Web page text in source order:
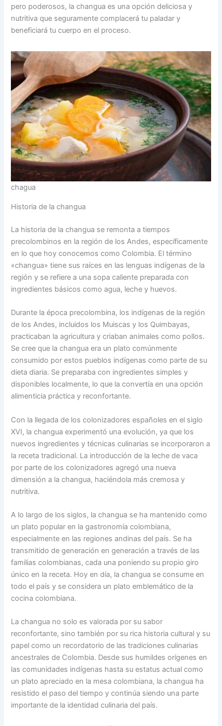
pero poderosos, la changua es una opción deliciosa y
nutritiva que seguramente complacerá tu paladar y
beneficiará tu cuerpo en el proceso.
chagua
Historia de la changua
La historia de la changua se remonta a tiempos
precolombinos en la región de los Andes, específicamente
en lo que hoy conocemos como Colombia. El término
«changua» tiene sus raíces en las lenguas indígenas de la
región y se refiere a una sopa caliente preparada con
ingredientes básicos como agua, leche y huevos.
Durante la época precolombina, los indígenas de la región
de los Andes, incluidos los Muiscas y los Quimbayas,
practicaban la agricultura y criaban animales como pollos.
Se cree que la changua era un plato comúnmente
consumido por estos pueblos indígenas como parte de su
dieta diaria. Se preparaba con ingredientes simples y
disponibles localmente, lo que la convertía en una opción
alimenticia práctica y reconfortante.
Con la llegada de los colonizadores españoles en el siglo
XVI, la changua experimentó una evolución, ya que los
nuevos ingredientes y técnicas culinarias se incorporaron a
la receta tradicional. La introducción de la leche de vaca
por parte de los colonizadores agregó una nueva
dimensión a la changua, haciéndola más cremosa y
nutritiva.
A lo largo de los siglos, la changua se ha mantenido como
un plato popular en la gastronomía colombiana,
especialmente en las regiones andinas del país. Se ha
transmitido de generación en generación a través de las
familias colombianas, cada una poniendo su propio giro
único en la receta. Hoy en día, la changua se consume en
todo el país y se considera un plato emblemático de la
cocina colombiana.
La changua no solo es valorada por su sabor
reconfortante, sino también por su rica historia cultural y su
papel como un recordatorio de las tradiciones culinarias
ancestrales de Colombia. Desde sus humildes orígenes en
las comunidades indígenas hasta su estatus actual como
un plato apreciado en la mesa colombiana, la changua ha
resistido el paso del tiempo y continúa siendo una parte
importante de la identidad culinaria del país.